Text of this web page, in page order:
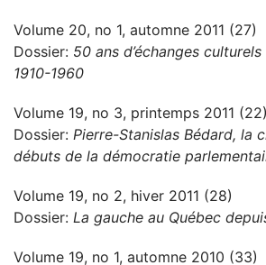
Volume 20, no 1, automne 2011 (27)
Dossier: 50 ans d’échanges
1910-1960
Volume 19, no 3, printemps 2011 (22)
Dossier: Pierre-Stanislas Bédard, la
débuts de la démocratie
Volume 19, no 2, hiver 2011 (28)
Dossier: La gauche au Québec
Volume 19, no 1, automne 2010 (33)